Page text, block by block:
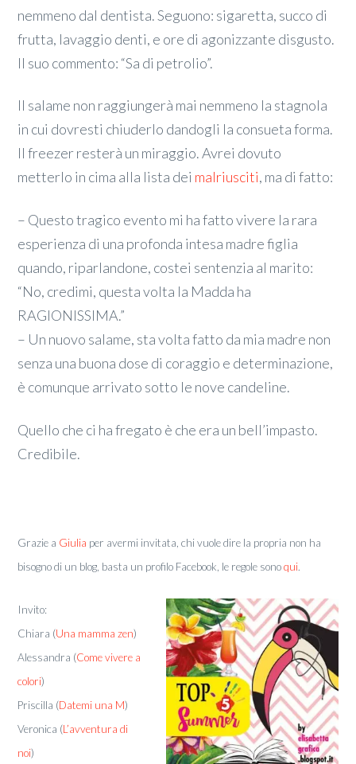
nemmeno dal dentista. Seguono: sigaretta, succo di
frutta, lavaggio denti, e ore di agonizzante disgusto.
Il suo commento: “Sa di petrolio”.
Il salame non raggiungerà mai nemmeno la stagnola
in cui dovresti chiuderlo dandogli la consueta forma.
Il freezer resterà un miraggio. Avrei dovuto
metterlo in cima alla lista dei malriusciti, ma di fatto:
– Questo tragico evento mi ha fatto vivere la rara
esperienza di una profonda intesa madre figlia
quando, riparlandone, costei sentenzia al marito:
“No, credimi, questa volta la Madda ha
RAGIONISSIMA.”
– Un nuovo salame, sta volta fatto da mia madre non
senza una buona dose di coraggio e determinazione,
è comunque arrivato sotto le nove candeline.
Quello che ci ha fregato è che era un bell’impasto.
Credibile.
Grazie a Giulia per avermi invitata, chi vuole dire la propria non ha
bisogno di un blog, basta un profilo Facebook, le regole sonoqui.
Invito:
Chiara (Una mamma zen)
Alessandra (Come vivere a
colori)
Priscilla (Datemi una M)
Veronica (L’avventura di
noi)